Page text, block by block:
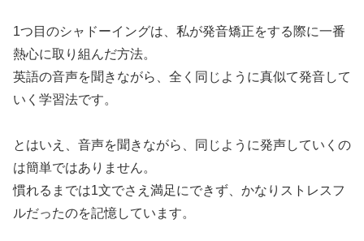
1つ目のシャドーイングは、私が発音矯正をする際に一番
熱心に取り組んだ方法。
英語の音声を聞きながら、全く同じように真似て発音して
いく学習法です。
とはいえ、音声を聞きながら、同じように発声していくの
は簡単ではありません。
慣れるまでは1文でさえ満足にできず、かなりストレスフ
ルだったのを記憶しています。